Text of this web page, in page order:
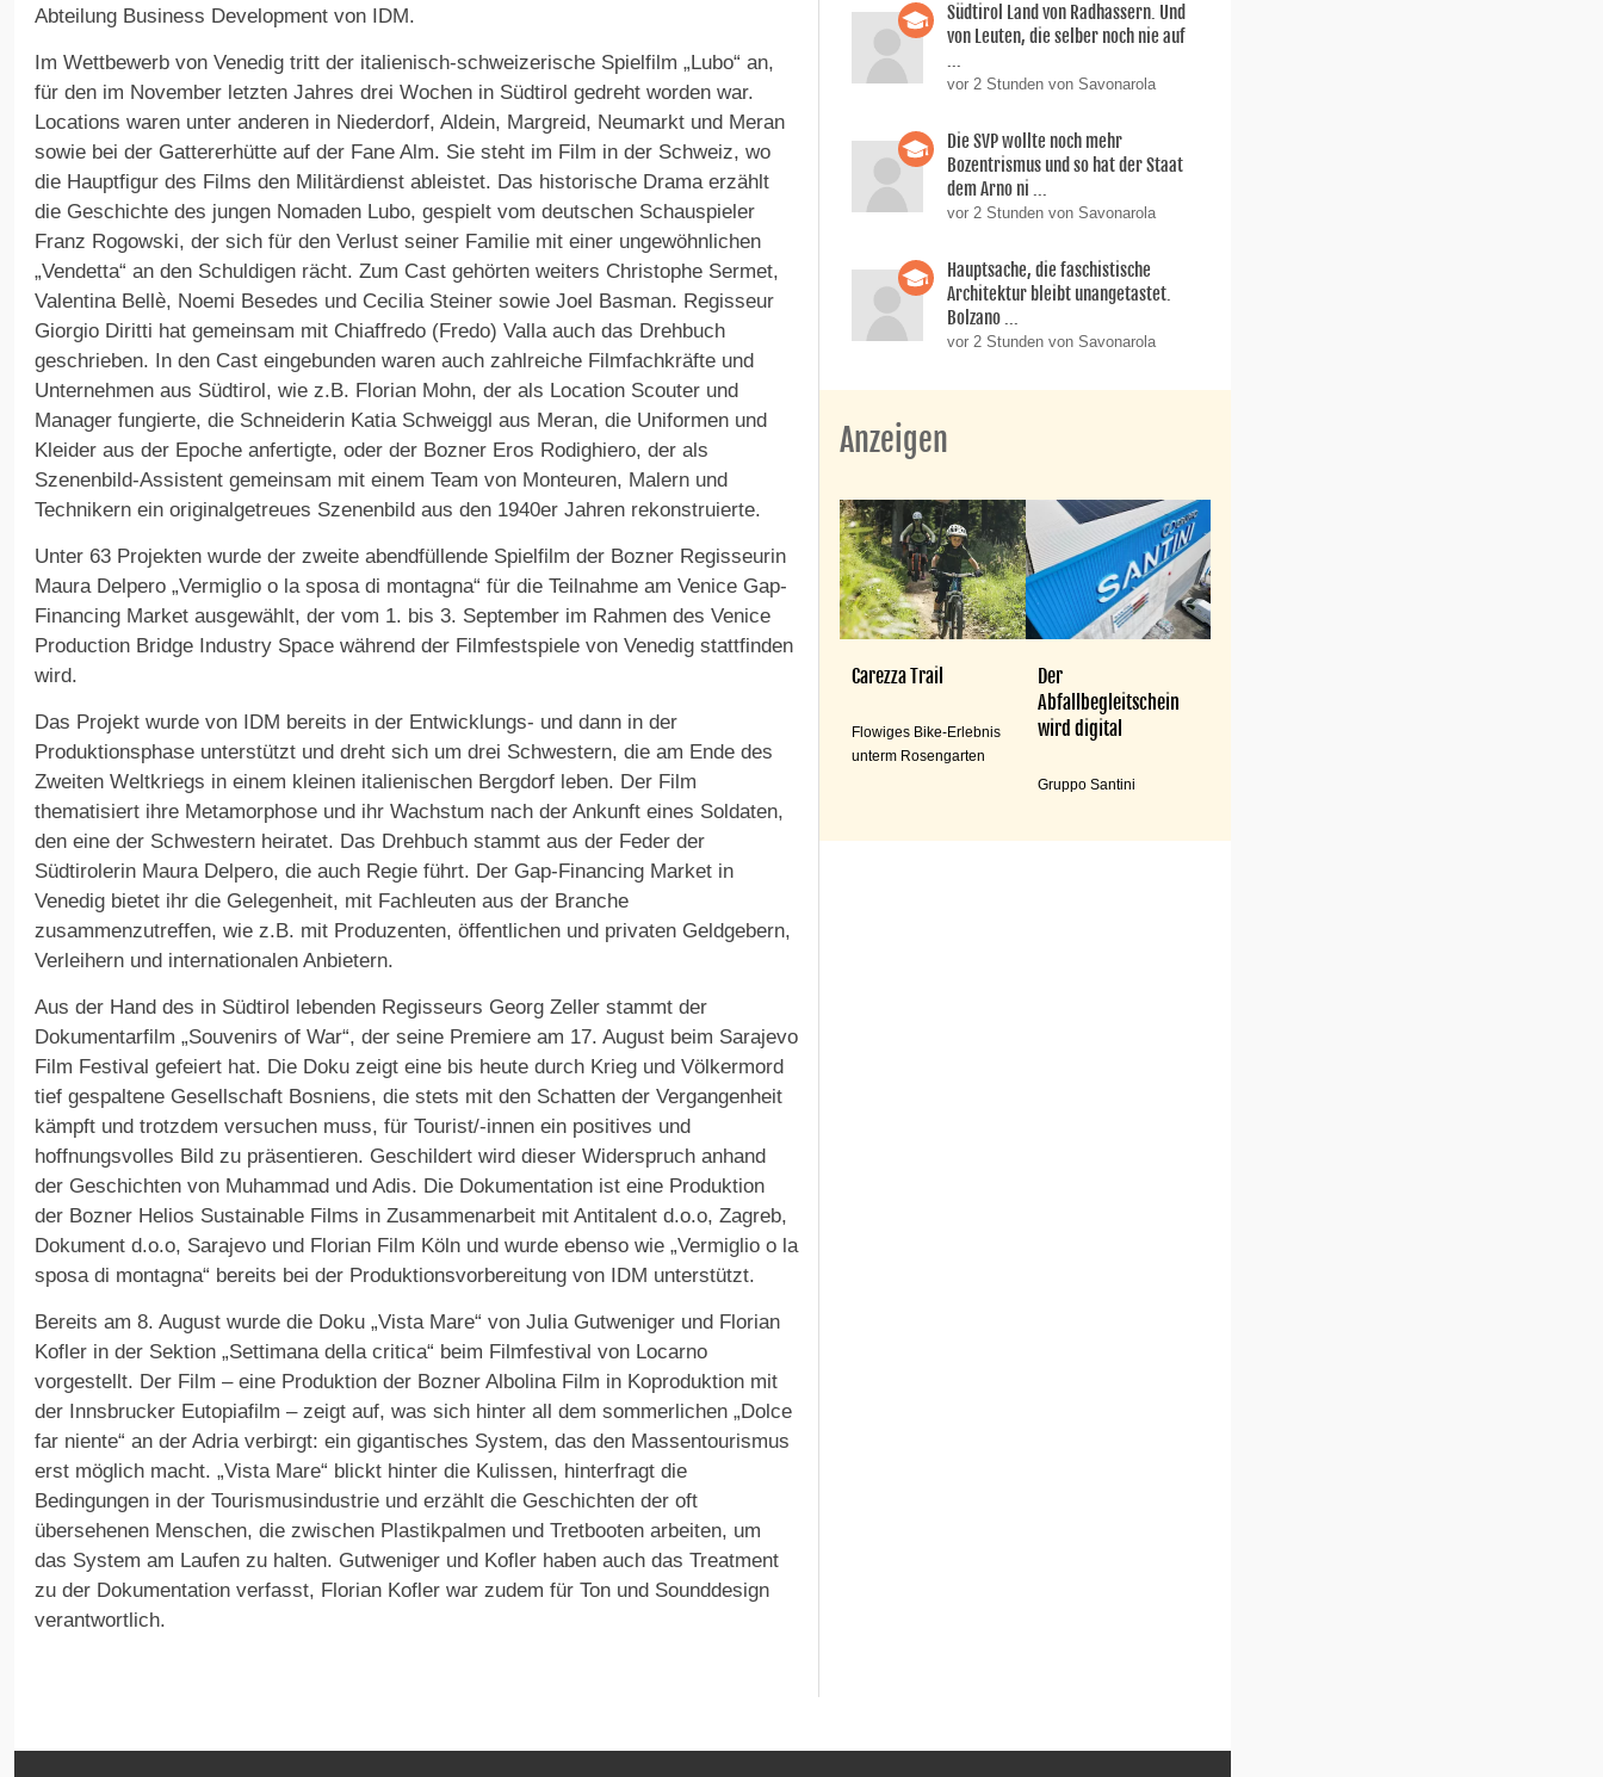
Abteilung Business Development von IDM.
Im Wettbewerb von Venedig tritt der italienisch-schweizerische Spielfilm „Lubo“ an,
für den im November letzten Jahres drei Wochen in Südtirol gedreht worden war.
Locations waren unter anderen in Niederdorf, Aldein, Margreid, Neumarkt und Meran
sowie bei der Gattererhütte auf der Fane Alm. Sie steht im Film in der Schweiz, wo
die Hauptfigur des Films den Militärdienst ableistet. Das historische Drama erzählt
die Geschichte des jungen Nomaden Lubo, gespielt vom deutschen Schauspieler
Franz Rogowski, der sich für den Verlust seiner Familie mit einer ungewöhnlichen
„Vendetta“ an den Schuldigen rächt. Zum Cast gehörten weiters Christophe Sermet,
Valentina Bellè, Noemi Besedes und Cecilia Steiner sowie Joel Basman. Regisseur
Giorgio Diritti hat gemeinsam mit Chiaffredo (Fredo) Valla auch das Drehbuch
geschrieben. In den Cast eingebunden waren auch zahlreiche Filmfachkräfte und
Unternehmen aus Südtirol, wie z.B. Florian Mohn, der als Location Scouter und
Manager fungierte, die Schneiderin Katia Schweiggl aus Meran, die Uniformen und
Kleider aus der Epoche anfertigte, oder der Bozner Eros Rodighiero, der als
Szenenbild-Assistent gemeinsam mit einem Team von Monteuren, Malern und
Technikern ein originalgetreues Szenenbild aus den 1940er Jahren rekonstruierte.
Unter 63 Projekten wurde der zweite abendfüllende Spielfilm der Bozner Regisseurin
Maura Delpero „Vermiglio o la sposa di montagna“ für die Teilnahme am Venice Gap-
Financing Market ausgewählt, der vom 1. bis 3. September im Rahmen des Venice
Production Bridge Industry Space während der Filmfestspiele von Venedig stattfinden
wird.
Das Projekt wurde von IDM bereits in der Entwicklungs- und dann in der
Produktionsphase unterstützt und dreht sich um drei Schwestern, die am Ende des
Zweiten Weltkriegs in einem kleinen italienischen Bergdorf leben. Der Film
thematisiert ihre Metamorphose und ihr Wachstum nach der Ankunft eines Soldaten,
den eine der Schwestern heiratet. Das Drehbuch stammt aus der Feder der
Südtirolerin Maura Delpero, die auch Regie führt. Der Gap-Financing Market in
Venedig bietet ihr die Gelegenheit, mit Fachleuten aus der Branche
zusammenzutreffen, wie z.B. mit Produzenten, öffentlichen und privaten Geldgebern,
Verleihern und internationalen Anbietern.
Aus der Hand des in Südtirol lebenden Regisseurs Georg Zeller stammt der
Dokumentarfilm „Souvenirs of War“, der seine Premiere am 17. August beim Sarajevo
Film Festival gefeiert hat. Die Doku zeigt eine bis heute durch Krieg und Völkermord
tief gespaltene Gesellschaft Bosniens, die stets mit den Schatten der Vergangenheit
kämpft und trotzdem versuchen muss, für Tourist/-innen ein positives und
hoffnungsvolles Bild zu präsentieren. Geschildert wird dieser Widerspruch anhand
der Geschichten von Muhammad und Adis. Die Dokumentation ist eine Produktion
der Bozner Helios Sustainable Films in Zusammenarbeit mit Antitalent d.o.o, Zagreb,
Dokument d.o.o, Sarajevo und Florian Film Köln und wurde ebenso wie „Vermiglio o la
sposa di montagna“ bereits bei der Produktionsvorbereitung von IDM unterstützt.
Bereits am 8. August wurde die Doku „Vista Mare“ von Julia Gutweniger und Florian
Kofler in der Sektion „Settimana della critica“ beim Filmfestival von Locarno
vorgestellt. Der Film – eine Produktion der Bozner Albolina Film in Koproduktion mit
der Innsbrucker Eutopiafilm – zeigt auf, was sich hinter all dem sommerlichen „Dolce
far niente“ an der Adria verbirgt: ein gigantisches System, das den Massentourismus
erst möglich macht. „Vista Mare“ blickt hinter die Kulissen, hinterfragt die
Bedingungen in der Tourismusindustrie und erzählt die Geschichten der oft
übersehenen Menschen, die zwischen Plastikpalmen und Tretbooten arbeiten, um
das System am Laufen zu halten. Gutweniger und Kofler haben auch das Treatment
zu der Dokumentation verfasst, Florian Kofler war zudem für Ton und Sounddesign
verantwortlich.
Südtirol Land von Radhassern. Und
von Leuten, die selber noch nie auf
...
vor 2 Stunden von Savonarola
Die SVP wollte noch mehr
Bozentrismus und so hat der Staat
dem Arno ni ...
vor 2 Stunden von Savonarola
Hauptsache, die faschistische
Architektur bleibt unangetastet.
Bolzano ...
vor 2 Stunden von Savonarola
Anzeigen
Carezza Trail
Flowiges Bike-Erlebnis
unterm Rosengarten
Der
Abfallbegleitschein
wird digital
Gruppo Santini